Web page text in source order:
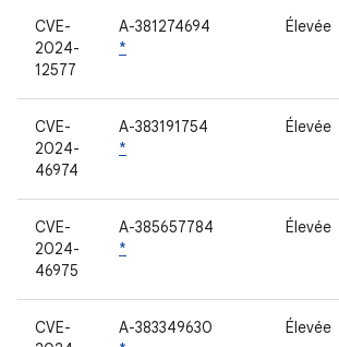
CVE-
2024-
12577
A-381274694
*
Élevée
CVE-
2024-
46974
A-383191754
*
Élevée
CVE-
2024-
46975
A-385657784
*
Élevée
CVE-
A-383349630
Élevée